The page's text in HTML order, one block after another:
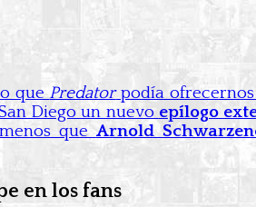
quePredatorpodía
Diego un nuevo epílogo
queArnold
en los fans